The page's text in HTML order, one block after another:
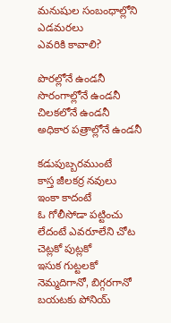
మనుషుల సంబంధాల్లోని
ఎడమరలు
ఎవరికి కావాలి?
పొరల్లోనే ఉండనీ
సొరంగాల్లోనే ఉండనీ
చిలకలోనే ఉండనీ
అధికార పత్రాల్లోనే ఉండనీ
కడుపుబ్బరముంటే
కాస్త జీలకర్ర నవులు
ఇంకా కాదంటే
ఓ గోలీసోడా పట్టించు
లేదంటే ఎవరూలేని చోట
చెట్లకో పుట్లకో
ఇసుక గుట్టలకో
నెమ్మదిగానో, బిగ్గరగానో
బయటకు పోనియ్